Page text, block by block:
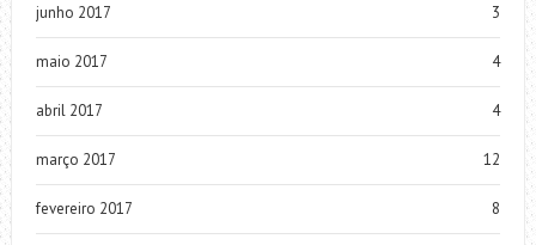
junho 2017 3
maio 2017 4
abril 2017 4
março 2017 12
fevereiro 2017 8